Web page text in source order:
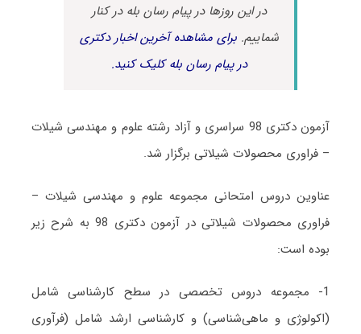
در این روزها در پیام رسان بله در کنار
شماییم.برای مشاهده آخرین اخبار دکتری
در پیام رسان بله کلیک کنید.
آزمون دکتری 98 سراسری و آزاد رشته علوم و مهندسی شیلات
– فراوری محصولات شیلاتی برگزار شد.
عناوین دروس امتحانی مجموعه علوم و مهندسی شیلات –
فراوری محصولات شیلاتی در آزمون دکتری 98 به شرح زیر
بوده است:
1- مجموعه دروس تخصصی در سطح کارشناسی شامل
(اکولوژی و ماهی‌شناسی) و کارشناسی ارشد شامل (فرآوری